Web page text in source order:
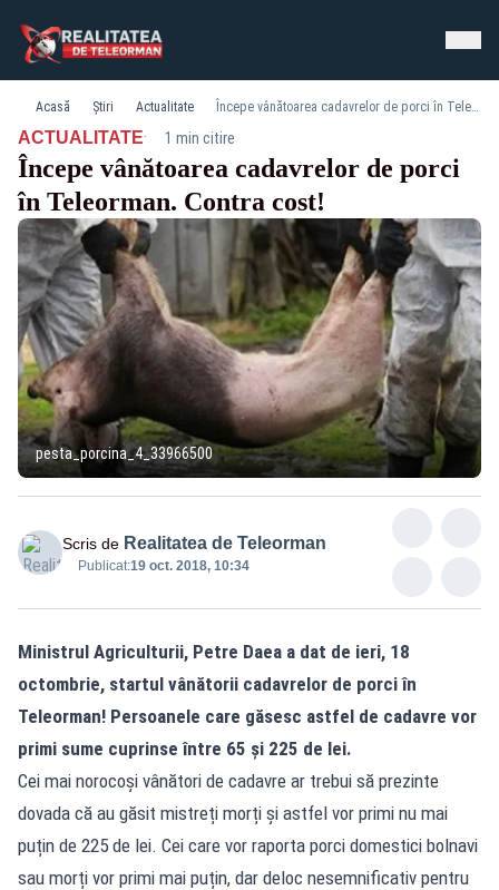
Acasă Știri Actualitate Începe vânătoarea cadavrelor de porci în Teleorman. Contra cost!
ACTUALITATE· 1 min citire
Începe vânătoarea cadavrelor de porci
în Teleorman. Contra cost!
pesta_porcina_4_33966500
Scris de Realitatea de Teleorman
Publicat:19 oct. 2018, 10:34
Ministrul Agriculturii, Petre Daea a dat de ieri, 18
octombrie, startul vânătorii cadavrelor de porci în
Teleorman! Persoanele care găsesc astfel de cadavre vor
primi sume cuprinse între 65 și 225 de lei.
Cei mai norocoși vânători de cadavre ar trebui să prezinte
dovada că au găsit mistreți morți și astfel vor primi nu mai
puțin de 225 de lei. Cei care vor raporta porci domestici bolnavi
sau morți vor primi mai puțin, dar deloc nesemnificativ pentru